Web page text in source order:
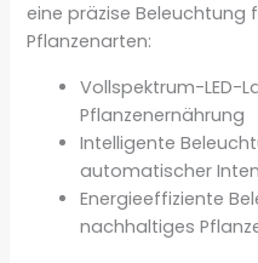
eine präzise Beleuchtung
Pflanzenarten:
Vollspektrum-LED-
Pflanzenernährung
Intelligente
automatischer
Energieeffiziente
nachhaltiges